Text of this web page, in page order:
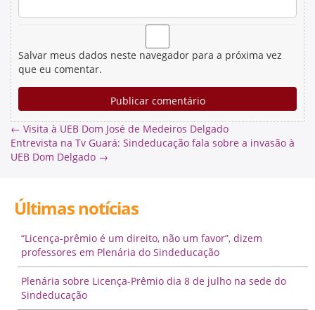
Salvar meus dados neste navegador para a próxima vez
que eu comentar.
← Visita à UEB Dom José de Medeiros Delgado
Entrevista na Tv Guará: Sindeducação fala sobre a invasão à
UEB Dom Delgado →
Últimas notícias
“Licença-prêmio é um direito, não um favor”, dizem
professores em Plenária do Sindeducação
Plenária sobre Licença-Prêmio dia 8 de julho na sede do
Sindeducação